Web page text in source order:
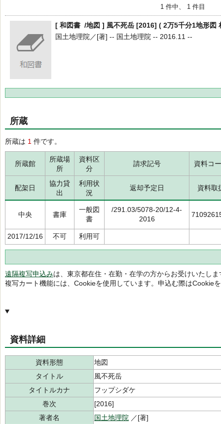
1 件中、 1 件目
[ 和図書 /地図 ] 風不死岳 [2016] ( 2万5千分1地形図
国土地理院／[著] -- 国土地理院 -- 2016.11 --
所蔵
所蔵は 1 件です。
所蔵館
所蔵場
所
資料区
分
請求記号 資料コ
配架日
協力貸
出
利用状
況
返却予定日 資料取
中央 書庫
一般図
書
/291.03/5078-20/12-4-
2016
2017/12/16 不可 利用可
遠隔複写申込みは、東京都在住・在勤・在学の方からお受けいたしま
複写カート機能には、Cookieを使用しています。申込む際はCookie
資料詳細
資料形態
地図
タイトル
風不死岳
タイトルカナ
フップシダケ
巻次
[2016]
著者名
国土地理院 ／[著]